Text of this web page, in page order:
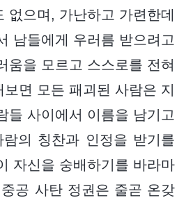
없으며, 가난하고 가련한데
남들에게 우러름 받으려고
움을 모르고 스스로를 전혀
면 모든 패괴된 사람은 지
들 사이에서 이름을 남기고
의 칭찬과 인정을 받기를
자신을 숭배하기를 바라마
공 사탄 정권은 줄곧 온갖